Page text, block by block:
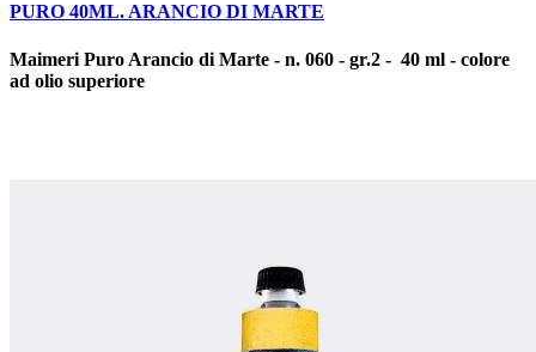
PURO 40ML. ARANCIO DI MARTE
Maimeri Puro Arancio di Marte - n. 060 - gr.2 - 40 ml - colore
ad olio superiore